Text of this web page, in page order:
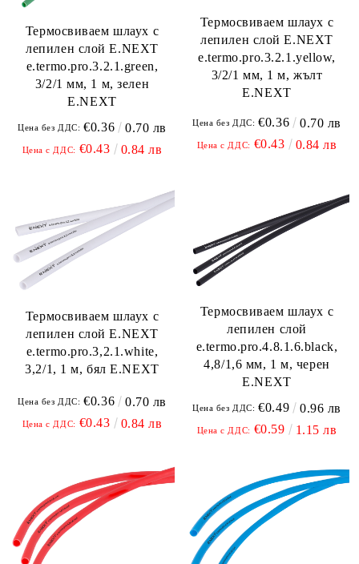
Термосвиваем шлаух с
лепилен слой E.NEXT
e.termo.pro.3.2.1.green,
3/2/1 мм, 1 м, зелен
E.NEXT
Цена без ДДС: €0.36 0.70 лв
Цена с ДДС: €0.43 0.84 лв
Термосвиваем шлаух с
лепилен слой E.NEXT
e.termo.pro.3.2.1.yellow,
3/2/1 мм, 1 м, жълт
E.NEXT
Цена без ДДС: €0.36 0.70 лв
Цена с ДДС: €0.43 0.84 лв
Термосвиваем шлаух с
лепилен слой E.NEXT
e.termo.pro.3,2.1.white,
3,2/1, 1 м, бял E.NEXT
Цена без ДДС: €0.36 0.70 лв
Цена с ДДС: €0.43 0.84 лв
Термосвиваем шлаух с
лепилен слой
e.termo.pro.4.8.1.6.black,
4,8/1,6 мм, 1 м, черен
E.NEXT
Цена без ДДС: €0.49 0.96 лв
Цена с ДДС: €0.59 1.15 лв